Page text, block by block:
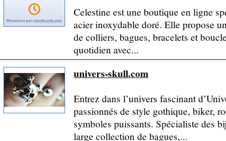
Celestine est une boutique en ligne
acier inoxydable doré. Elle propose
de colliers, bagues, bracelets et
quotidien avec...
univers-skull.com
Entrez dans l’univers fascinant
passionnés de style gothique, biker,
symboles puissants. Spécialiste des
large collection de bagues,...